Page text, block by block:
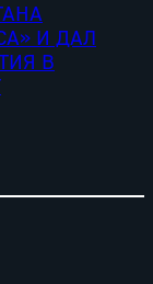
И ДАЛ
В